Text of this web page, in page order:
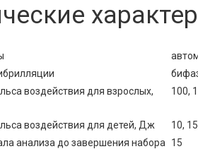
воздействия для взрослых,
100,
воздействия для детей, Дж
10,
анализа до завершения набора
15